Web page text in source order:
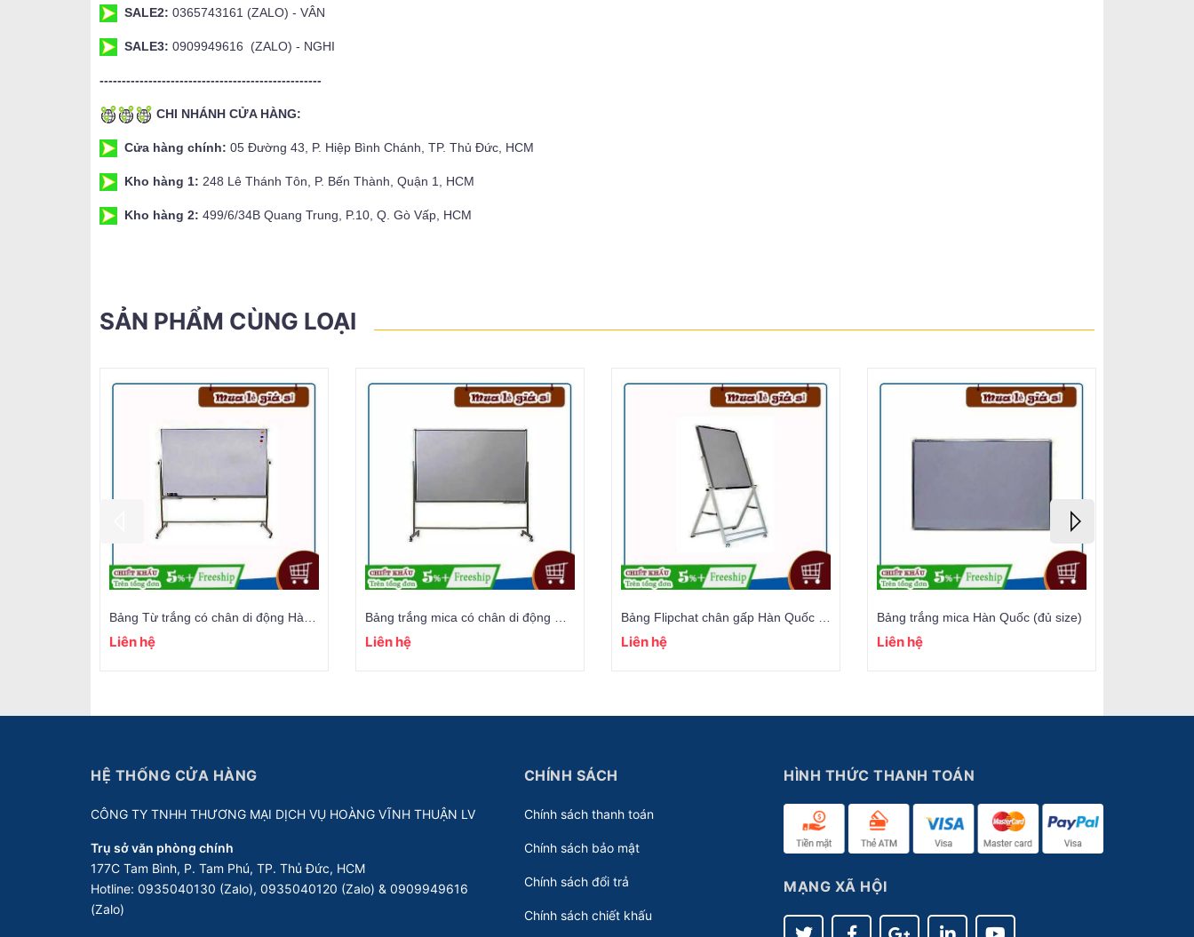
SALE2: 0365743161 (ZALO) - VÂN
SALE3: 0909949616 (ZALO) - NGHI
--------------------------------------------------
CHI NHÁNH CỬA HÀNG:
Cửa hàng chính: 05 Đường 43, P. Hiệp Bình Chánh, TP. Thủ Đức, HCM
Kho hàng 1: 248 Lê Thánh Tôn, P. Bến Thành, Quận 1, HCM
Kho hàng 2: 499/6/34B Quang Trung, P.10, Q. Gò Vấp, HCM
SẢN PHẨM CÙNG LOẠI
Liên hệ Liên hệ Liên hệ
Bảng trắng mica Hàn Quốc (đủ size)
Liên hệ
HỆ THỐNG CỬA HÀNG
CÔNG TY TNHH THƯƠNG MẠI DỊCH VỤ HOÀNG VĨNH THUẬN LV
Trụ sở văn phòng chính
177C Tam Bình, P. Tam Phú, TP. Thủ Đức, HCM
Hotline: 0935040130 (Zalo), 0935040120 (Zalo) & 0909949616
(Zalo)
CHÍNH SÁCH
Chính sách thanh toán
Chính sách bảo mật
Chính sách đổi trả
Chính sách chiết khấu
HÌNH THỨC THANH TOÁN
MẠNG XÃ HỘI